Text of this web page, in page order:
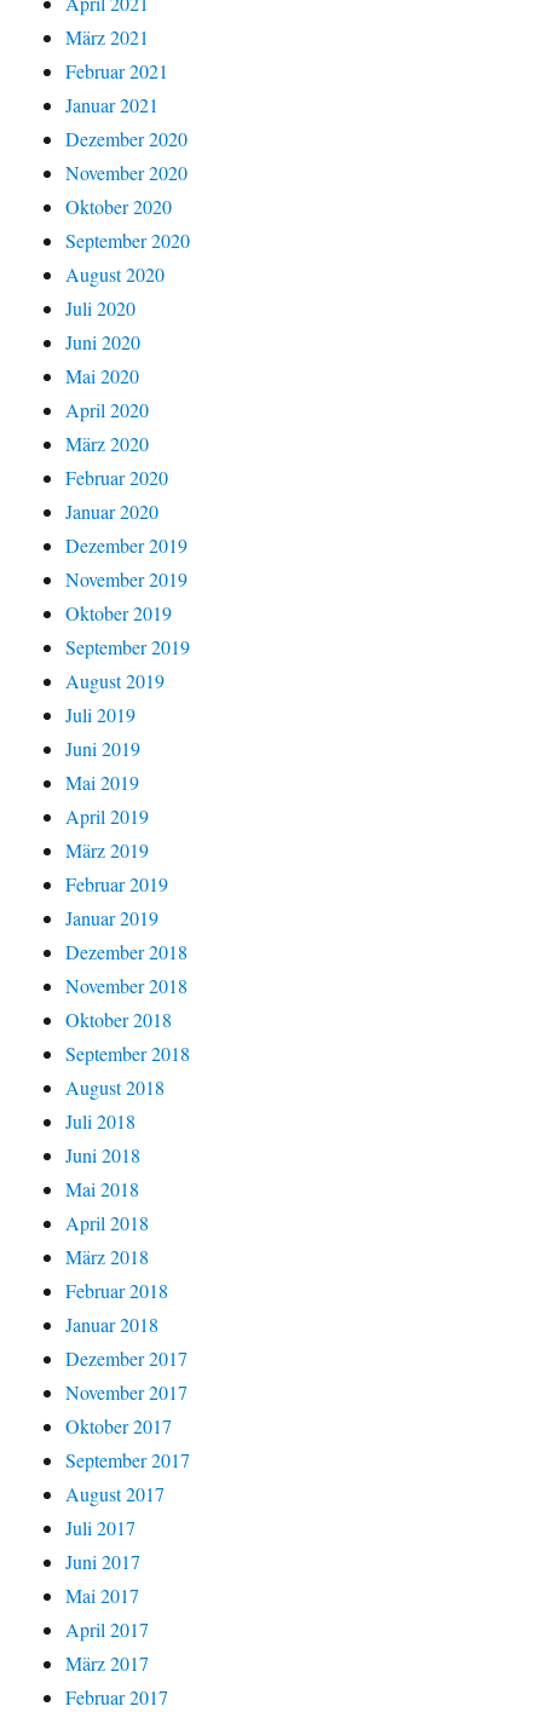
März 2021
Februar 2021
Januar 2021
Dezember 2020
November 2020
Oktober 2020
September 2020
August 2020
Juli 2020
Juni 2020
Mai 2020
April 2020
März 2020
Februar 2020
Januar 2020
Dezember 2019
November 2019
Oktober 2019
September 2019
August 2019
Juli 2019
Juni 2019
Mai 2019
April 2019
März 2019
Februar 2019
Januar 2019
Dezember 2018
November 2018
Oktober 2018
September 2018
August 2018
Juli 2018
Juni 2018
Mai 2018
April 2018
März 2018
Februar 2018
Januar 2018
Dezember 2017
November 2017
Oktober 2017
September 2017
August 2017
Juli 2017
Juni 2017
Mai 2017
April 2017
März 2017
Februar 2017